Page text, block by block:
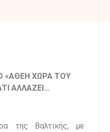
«ΑΘΕΗ ΧΩΡΑ ΤΟΥ
ΑΛΛΑΖΕΙ…
της Βαλτικής, με